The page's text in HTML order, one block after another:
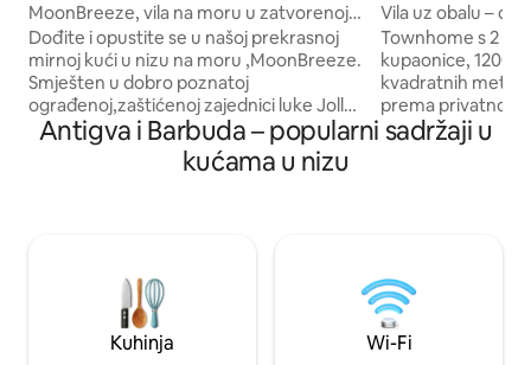
MoonBreeze, vila na moru u zatvorenoj
zajednici JollyHarbour
Dođite i opustite se u našoj prekrasnoj
mirnoj kući u nizu na moru ,MoonBreeze.
Smješten u dobro poznatoj
ograđenoj,zaštićenoj zajednici luke Jolly
Harbour ,na sjevernom Fingeru, tiši
plaže i 10 minuta automobilom do
prekrasne plaže na južnom prstu.
Nalazimo se na zapadnoj obali s najboljim
plažama Antigve i nekim od najboljih
restorana na otoku .
Vila uz obalu –
Townhome s 2
kupaonice, 1200
kvadratnih
prema privatnoj
zapadnim
Potpuno
agencije. 10
i golf, 20 minuta
trgovine, drugih
Antigva i Barbuda – popularni sadržaji u
kućama u nizu
Kuhinja Wi-Fi